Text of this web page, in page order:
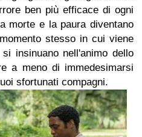
ben più efficace di ogni
morte e la paura diventano
stesso in cui viene
insinuano nell'animo dello
a meno di immedesimarsi
sfortunati compagni.